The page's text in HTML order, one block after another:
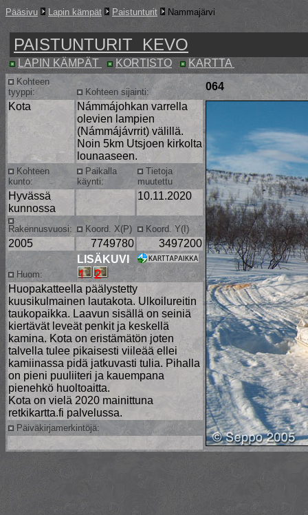
Pääsivu Lapin kämpät Paistunturit Nammajärvi
PAISTUNTURIT KEVO
LAPIN KÄMPÄT KORTISTO KARTTA
Kohteen
tyyppi:
Kohteen sijainti:
064
Kota
Námmájohkan varrella
olevien lampien
(Námmájávrrit) välillä.
Noin 5km Utsjoen kirkolta
lounaaseen.
Kohteen
kunto:
Paikalla
käynti:
Tietoja
muutettu
Hyvässä
kunnossa
10.11.2020
Rakennusvuosi: Koord. X(P) Koord. Y(I)
2005 7749780 3497200
Huom:
LISÄKUVI
Huopakatteella päälystetty
kuusikulmainen lautakota. Ulkoilureitin
taukopaikka. Laavun sisällä on seiniä
kiertävät leveät penkit ja keskellä
kamina. Kota on eristämätön joten
talvella tulee pikaisesti viileää ellei
kamiinassa pidä jatkuvasti tulia. Pihalla
on pieni puuliiteri ja kauempana
pienehkö huoltoaitta.
Kota on vielä 2020 mainittuna
retkikartta.fi palvelussa.
Päiväkirjamerkintöjä: